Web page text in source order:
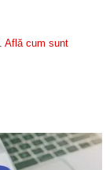
Află cum sunt